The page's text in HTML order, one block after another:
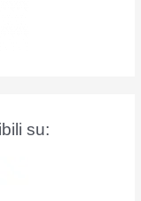
su: